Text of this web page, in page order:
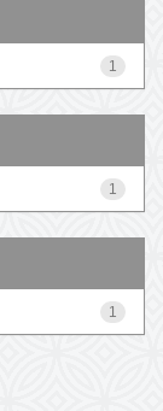
1
1
1